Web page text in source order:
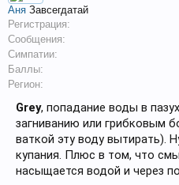
Аня Завсегдатай
Регистрация:
Сообщения:
Симпатии:
Баллы:
Регион:
Grey, попадание воды в
загниванию или грибковым
ваткой эту воду вытирать).
купания. Плюс в том, что
насыщается водой и через